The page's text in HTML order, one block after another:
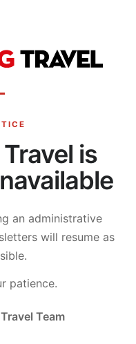
is
an administrative
will resume as
patience.
Team